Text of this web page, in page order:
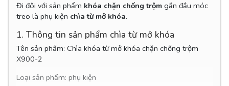
Đi đôi với sản phẩm khóa chặn chống trộmgắn đầu móc
treo là phụ kiện chìa từ mở khóa.
1. Thông tin sản phẩm chìa từ mở khóa
Tên sản phẩm: Chìa khóa từ mở khóa chặn chống trộm
X900-2
Loại sản phẩm: phụ kiện